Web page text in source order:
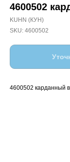
4600502
KUHN (КУН)
SKU: 4600502
4600502 карданный